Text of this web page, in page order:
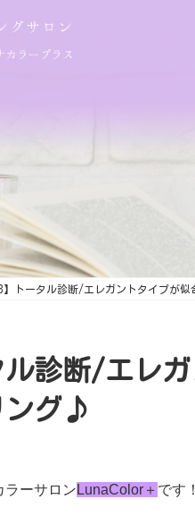
】トータル診断/エレガントタイプが
ル診断/エレ
ング♪
ラーサロン LunaColor＋ です！